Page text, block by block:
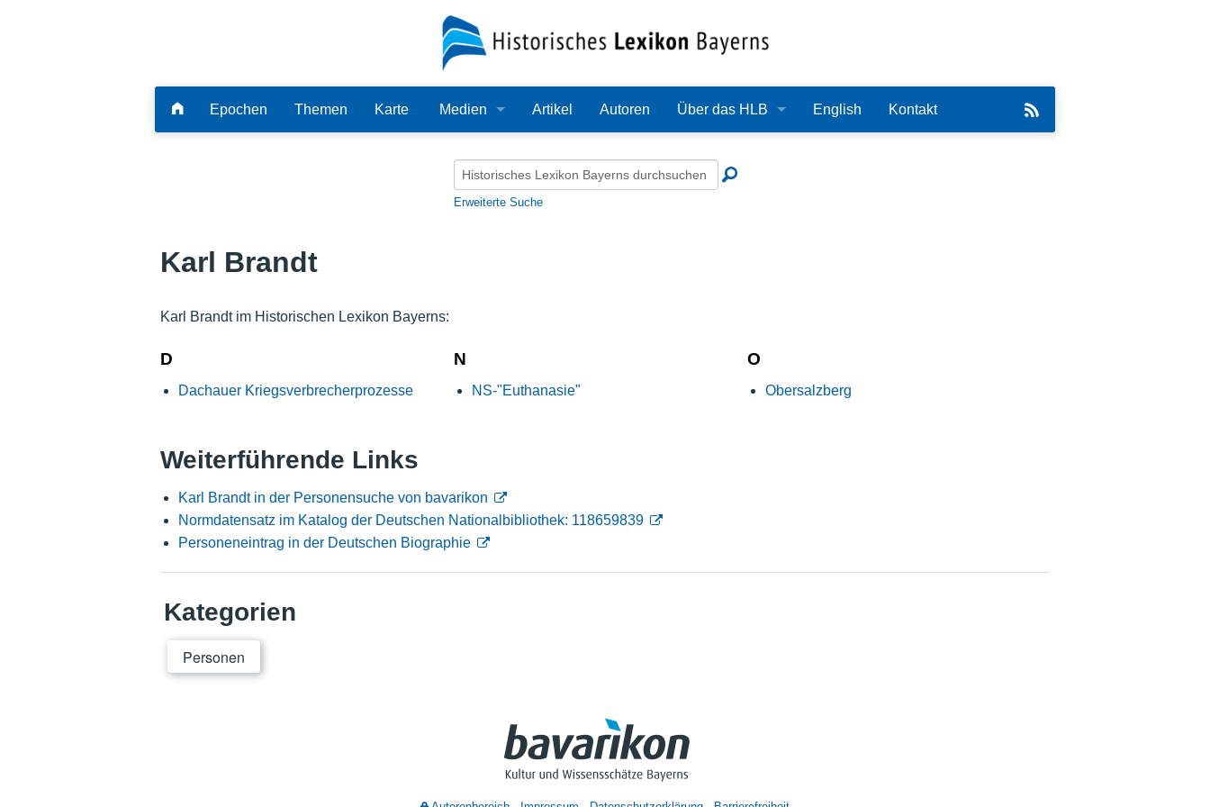
Epochen Themen Karte Medien
Audio
Alle Dateien
Artikel Autoren Über das HLB
Redaktion
Zehn Jahre HLB
Häufige Fragen
English Kontakt
Erweiterte Suche
Karl Brandt
Karl Brandt im Historischen Lexikon Bayerns:
D
Dachauer Kriegsverbrecherprozesse
N
NS-"Euthanasie"
O
Obersalzberg
Weiterführende Links
Karl Brandt in der Personensuche von bavarikon
Normdatensatz im Katalog der Deutschen Nationalbibliothek: 118659839
Personeneintrag in der Deutschen Biographie
Kategorien
Personen